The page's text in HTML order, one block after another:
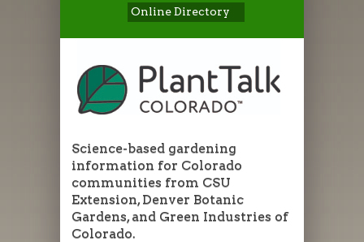
Online Directory
Science-based gardening
information for Colorado
communities from CSU
Extension, Denver Botanic
Gardens, and Green Industries of
Colorado.